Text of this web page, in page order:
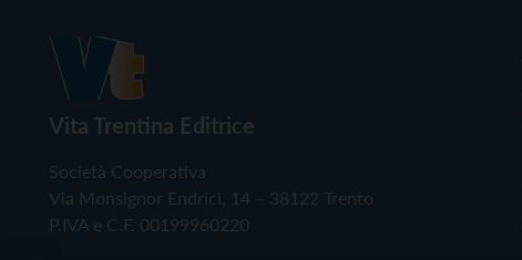
Vita Trentina Editrice
Società Cooperativa
Via Monsignor Endrici, 14 – 38122 Trento
P.IVA e C.F. 00199960220